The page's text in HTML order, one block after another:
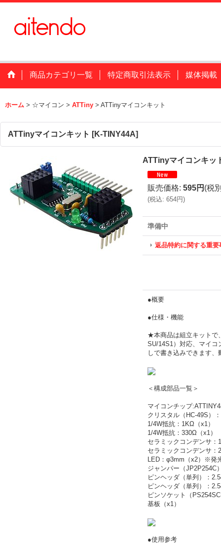
商品カテゴリ一覧 特定商取引法表示 媒体掲載
ホーム > ☆マイコン > ATTiny > ATTinyマイコンキット
ATTinyマイコンキット [K-TINY44A]
ATTinyマイコンキッ
販売価格: 595円 (税
(税込: 654円)
準備中
返品特約に関する重要
●概要
●仕様・機能
★本商品は組立キットで
SU/14S1）対応、マイコ
しで書き込みできます、
＜構成部品一覧＞
マイコンチップ
クリスタル（HC-49S）
1/4W抵抗：1KΩ（x1）
1/4W抵抗：330Ω（x1）
セラミックコンデンサ：
セラミックコンデンサ：
LED：φ3mm（x2）※発
ジャンパー（JP2P254C
ピンヘッダ（単列）：
ピンヘッダ（単列）：
ピンソケット（
基板（x1）
●使用参考